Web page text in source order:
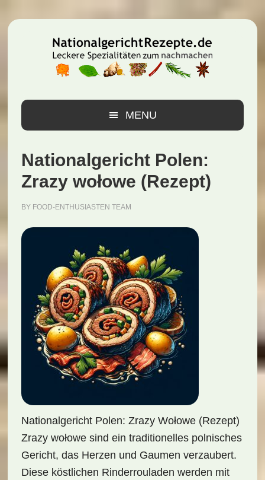
Hauptnavigation
Inhalt
Seitenspalte
MENU
Nationalgericht Polen:
Zrazy wołowe (Rezept)
BY FOOD-ENTHUSIASTEN TEAM
Nationalgericht Polen: Zrazy Wołowe (Rezept)
Zrazy wołowe sind ein traditionelles polnisches
Gericht, das Herzen und Gaumen verzaubert.
Diese köstlichen Rinderrouladen werden mit